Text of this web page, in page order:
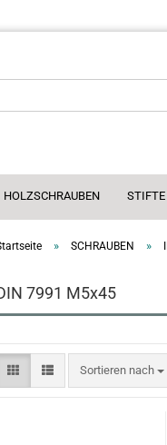
HOLZSCHRAUBEN STIFTE
» SCHRAUBEN »
7991 M5x45
Sortieren nach
Sortieren nach